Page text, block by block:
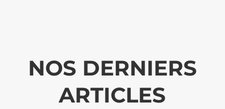
NOS DERNIERS
ARTICLES